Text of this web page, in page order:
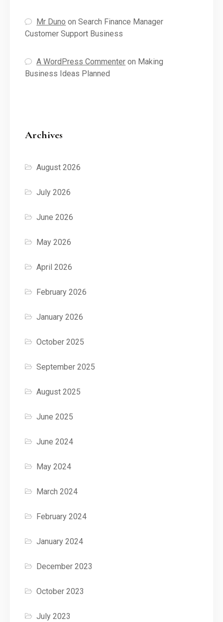
Mr Duno onSearch Finance Manager
Customer Support Business
A WordPress Commenter on Making
Business Ideas Planned
Archives
August 2026
July 2026
June 2026
May 2026
April 2026
February 2026
January 2026
October 2025
September 2025
August 2025
June 2025
June 2024
May 2024
March 2024
February 2024
January 2024
December 2023
October 2023
July 2023